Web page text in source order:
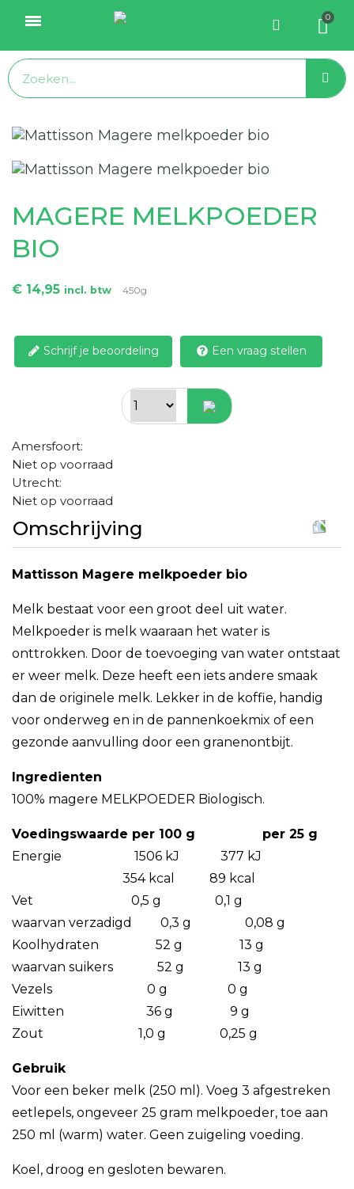
MAGERE MELKPOEDER
BIO
€ 14,95 incl. btw 450g
Schrijf je beoordeling Een vraag stellen
Amersfoort:
Niet op voorraad
Utrecht:
Niet op voorraad
Omschrijving
Mattisson Magere melkpoeder bio
Melk bestaat voor een groot deel uit water.
Melkpoeder is melk waaraan het water is
onttrokken. Door de toevoeging van water ontstaat
er weer melk. Deze heeft een iets andere smaak
dan de originele melk. Lekker in de koffie, handig
voor onderweg en in de pannenkoekmix of een
gezonde aanvulling door een granenontbijt.
Ingredienten
100% magere MELKPOEDER Biologisch.
Voedingswaarde per 100 g per 25 g
Energie 1506 kJ 377 kJ
354 kcal 89 kcal
Vet 0,5 g 0,1 g
waarvan verzadigd 0,3 g 0,08 g
Koolhydraten 52 g 13 g
waarvan suikers 52 g 13 g
Vezels 0 g 0 g
Eiwitten 36 g 9 g
Zout 1,0 g 0,25 g
Gebruik
Voor een beker melk (250 ml). Voeg 3 afgestreken
eetlepels, ongeveer 25 gram melkpoeder, toe aan
250 ml (warm) water. Geen zuigeling voeding.
Koel, droog en gesloten bewaren.